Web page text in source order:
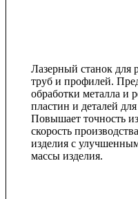
Лазерный станок для
труб и профилей.
обработки металла и
пластин и деталей
Повышает точность
скорость
изделия с
массы изделия.